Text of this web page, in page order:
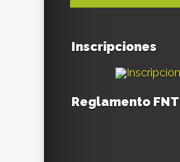
Inscripciones
Reglamento FNT